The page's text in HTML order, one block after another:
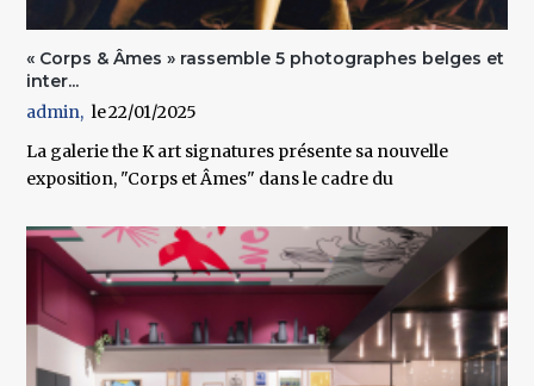
« Corps & Âmes » rassemble 5 photographes belges et
inter...
admin
22/01/2025
La galerie the K art signatures présente sa nouvelle
exposition, "Corps et Âmes" dans le cadre du